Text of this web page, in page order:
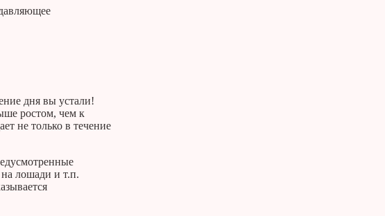
дня вы устали!
ростом, чем к
не только в течение
на лошади и т.п.